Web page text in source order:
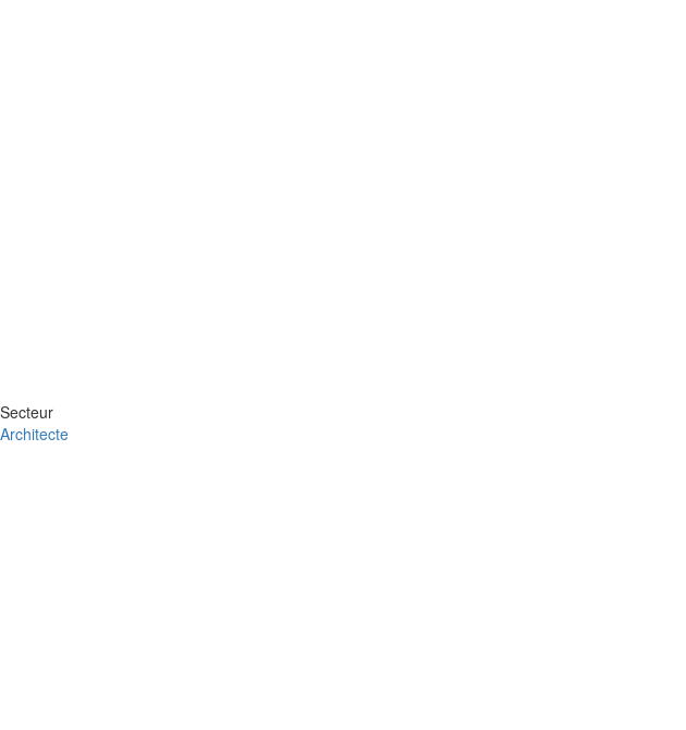
Secteur
Architecte